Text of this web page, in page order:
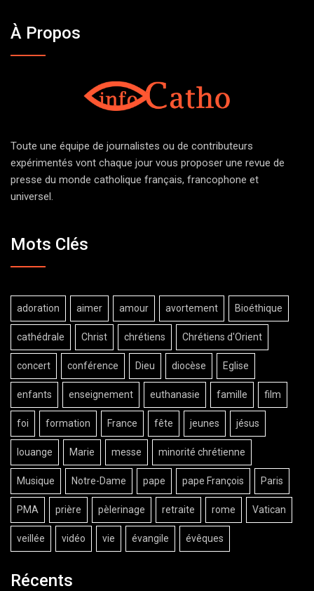
À Propos
Toute une équipe de journalistes ou de contributeurs
expérimentés vont chaque jour vous proposer une revue de
presse du monde catholique français, francophone et
universel.
Mots Clés
adoration aimer amour avortement Bioéthique
cathédrale Christ chrétiens Chrétiens d'Orient
concert conférence Dieu diocèse Eglise
enfants enseignement euthanasie famille film
foi formation France fête jeunes jésus
louange Marie messe minorité chrétienne
Musique Notre-Dame pape pape François Paris
PMA prière pèlerinage retraite rome Vatican
veillée vidéo vie évangile évêques
Récents